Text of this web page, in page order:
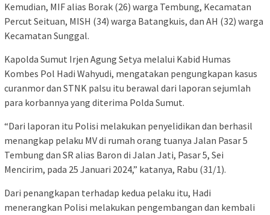
Kemudian, MIF alias Borak (26) warga Tembung, Kecamatan
Percut Seituan, MISH (34) warga Batangkuis, dan AH (32) warga
Kecamatan Sunggal.
Kapolda Sumut Irjen Agung Setya melalui Kabid Humas
Kombes Pol Hadi Wahyudi, mengatakan pengungkapan kasus
curanmor dan STNK palsu itu berawal dari laporan sejumlah
para korbannya yang diterima Polda Sumut.
“Dari laporan itu Polisi melakukan penyelidikan dan berhasil
menangkap pelaku MV di rumah orang tuanya Jalan Pasar 5
Tembung dan SR alias Baron di Jalan Jati, Pasar 5, Sei
Mencirim, pada 25 Januari 2024,” katanya, Rabu (31/1).
Dari penangkapan terhadap kedua pelaku itu, Hadi
menerangkan Polisi melakukan pengembangan dan kembali